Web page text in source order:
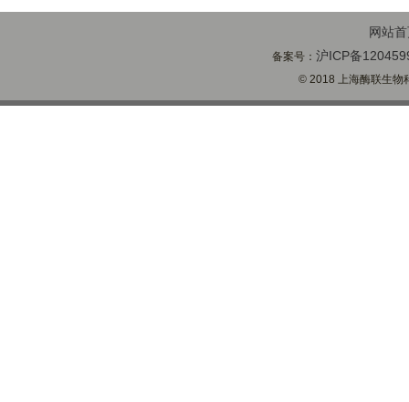
网站
备案号：沪ICP备
© 2018 上海酶联生物